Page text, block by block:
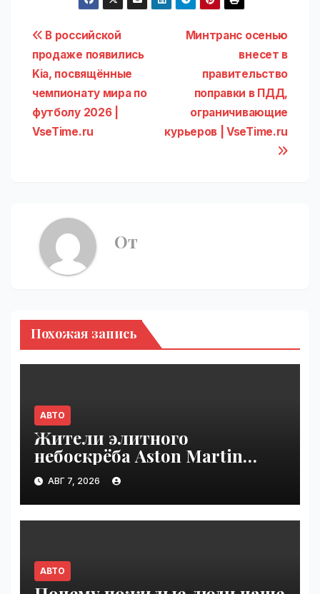
Навигация
по
записям
Минтранс осенью
внесет в
правительство
поправки в ПДД,
ограничивающие
курьеров | VseTime.ru
В российской
продаже появились
Kia, посвящённые
чемпионату мира по
футболу 2026 |
VseTime.ru
От
Похожая запись
АВТО
Жители элитного
небоскрёба Aston Martin
пожаловались на трещины
в стенах | VseTime.ru
АВГ 7, 2026
АВТО